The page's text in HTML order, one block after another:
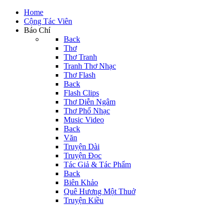
Home
Cộng Tác Viên
Báo Chí
Back
Thơ
Thơ Tranh
Tranh Thơ Nhạc
Thơ Flash
Back
Flash Clips
Thơ Diễn Ngâm
Thơ Phổ Nhạc
Music Video
Back
Văn
Truyện Dài
Truyện Đọc
Tác Giả & Tác Phẩm
Back
Biên Khảo
Quê Hương Một Thuở
Truyện Kiều